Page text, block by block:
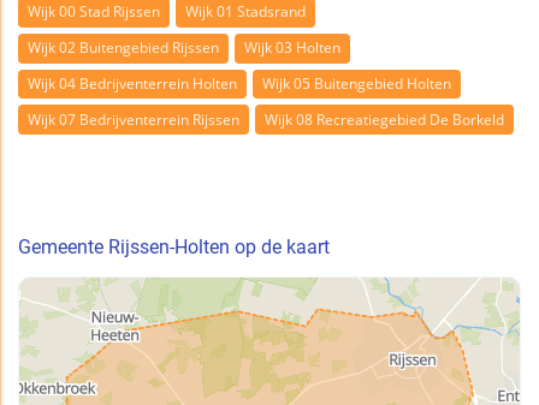
Wijk 00 Stad Rijssen
Wijk 01 Stadsrand
Wijk 02 Buitengebied Rijssen
Wijk 03 Holten
Wijk 04 Bedrijventerrein Holten
Wijk 05 Buitengebied Holten
Wijk 07 Bedrijventerrein Rijssen
Wijk 08 Recreatiegebied De Borkeld
Gemeente Rijssen-Holten op de kaart